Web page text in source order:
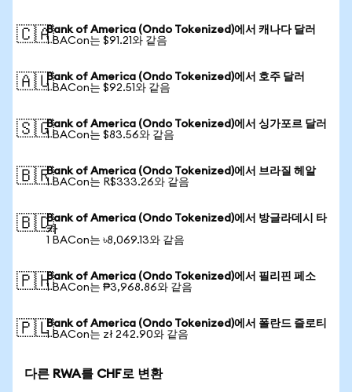
🇨🇦Bank of America (Ondo Tokenized)에서 캐나다 달러
1 BACon는 $91.21와 같음
🇦🇺Bank of America (Ondo Tokenized)에서 호주 달러
1 BACon는 $92.51와 같음
🇸🇬Bank of America (Ondo Tokenized)에서 싱가포르 달러
1 BACon는 $83.56와 같음
🇧🇷Bank of America (Ondo Tokenized)에서 브라질 헤알
1 BACon는 R$333.26와 같음
🇧🇩Bank of America (Ondo Tokenized)에서 방글라데시 타
카
1 BACon는 ৳8,069.13와 같음
🇵🇭Bank of America (Ondo Tokenized)에서 필리핀 페소
1 BACon는 ₱3,968.86와 같음
🇵🇱Bank of America (Ondo Tokenized)에서 폴란드 즐로티
1 BACon는 zł 242.90와 같음
다른 RWA를 CHF로 변환